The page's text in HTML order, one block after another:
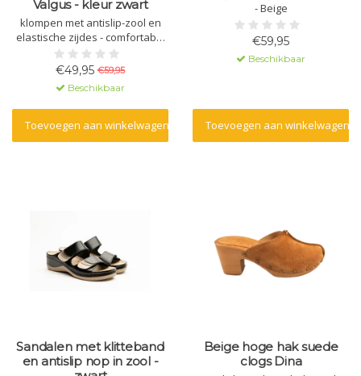
Valgus - kleur zwart
klompen met antislip-zool en
elastische zijdes - comfortabel
bij Hallux Valgus - kleur zwart
€49,95 €59,95
Beschikbaar
Toevoegen aan winkelwagen
- Beige
€59,95
Beschikbaar
Toevoegen aan winkelwagen
Sandalen met klitteband
en antislip nop in zool -
Beige hoge hak suede
clogs Dina